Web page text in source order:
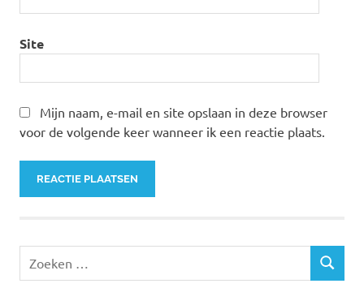
Site
Mijn naam, e-mail en site opslaan in deze browser
voor de volgende keer wanneer ik een reactie plaats.
Zoeken
ZOEKEN